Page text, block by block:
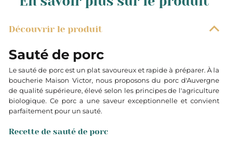
Découvrir le produit
Sauté de porc
Le sauté de porc est un plat savoureux et rapide à préparer. À la
boucherie Maison Victor, nous proposons du porc d'Auvergne
de qualité supérieure, élevé selon les principes de l'agriculture
biologique. Ce porc a une saveur exceptionnelle et convient
parfaitement pour un sauté.
Recette de sauté de porc